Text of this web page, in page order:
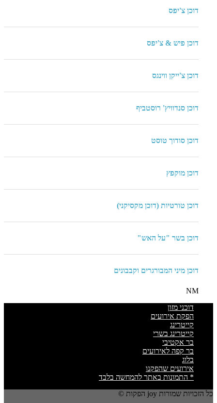
דוכן צ'יפס
דוכן פיש & צ'יפס
דוכן צ'ייקן ווינגס
דוכן סנדוויץ' רוסטביף
דוכן סודוך טוסט
דוכן מוקפץ
דוכן טורטיות (דוכן מקסיקני)
דוכן בשר "על האש"
דוכן מיני המבורגרים וקבבונים
NM
דוכני מזון
הפקת אירועים
קייטרינג
קייטרינג בשרי
בר אקטיבי
בר קפה לאירועים
בלוג
אירועים שהפקנו
* התמונות באתר להמחשה בלבד
כל הזכויות שמורות joy הפקות ©